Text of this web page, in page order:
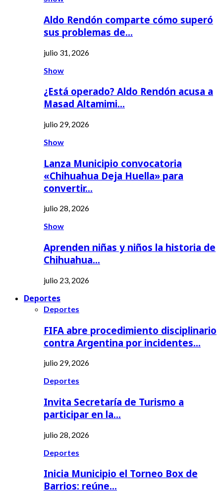
Aldo Rendón comparte cómo superó
sus problemas de…
julio 31, 2026
Show
¿Está operado? Aldo Rendón acusa a
Masad Altamimi…
julio 29, 2026
Show
Lanza Municipio convocatoria
«Chihuahua Deja Huella» para
convertir…
julio 28, 2026
Show
Aprenden niñas y niños la historia de
Chihuahua…
julio 23, 2026
Deportes
Deportes
FIFA abre procedimiento disciplinario
contra Argentina por incidentes…
julio 29, 2026
Deportes
Invita Secretaría de Turismo a
participar en la…
julio 28, 2026
Deportes
Inicia Municipio el Torneo Box de
Barrios: reúne…